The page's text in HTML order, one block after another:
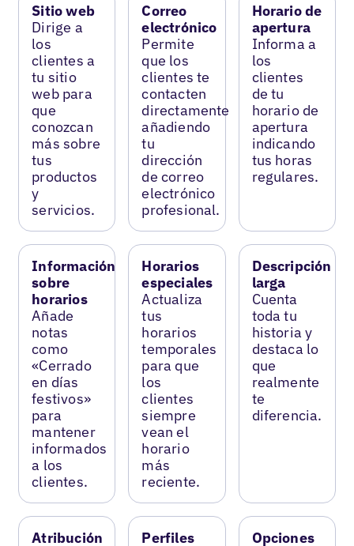
Sitio web
Dirige a
los
clientes a
tu sitio
web para
que
conozcan
más sobre
tus
productos
y
servicios.
Correo
electrónico
Permite
que los
clientes te
contacten
directamente
añadiendo
tu
dirección
de correo
electrónico
profesional.
Horario de
apertura
Informa a
los
clientes
de tu
horario de
apertura
indicando
tus horas
regulares.
Información
sobre
horarios
Añade
notas
como
«Cerrado
en días
festivos»
para
mantener
informados
a los
clientes.
Horarios
especiales
Actualiza
tus
horarios
temporales
para que
los
clientes
siempre
vean el
horario
más
reciente.
Descripción
larga
Cuenta
toda tu
historia y
destaca lo
que
realmente
te
diferencia.
Atribución
Perfiles
Opciones